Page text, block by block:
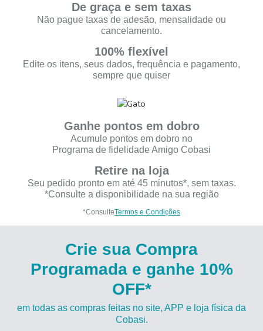
De graça e sem taxas
Não pague taxas de adesão, mensalidade ou
cancelamento.
100% flexível
Edite os itens, seus dados, frequência e pagamento,
sempre que quiser
Ganhe pontos em dobro
Acumule pontos em dobro no
Programa de fidelidade Amigo Cobasi
Retire na loja
Seu pedido pronto em até 45 minutos*, sem taxas.
*Consulte a disponibilidade na sua região
*ConsulteTermos e Condições
Crie sua Compra
Programada e ganhe 10%
OFF*
em todas as compras feitas no site, APP e loja física da
Cobasi.